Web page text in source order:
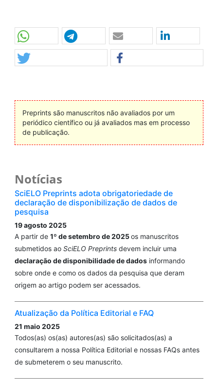
Preprints são manuscritos não avaliados por um
periódico científico ou já avaliados mas em processo
de publicação.
Notícias
SciELO Preprints adota obrigatoriedade de
declaração de disponibilização de dados de
pesquisa
19 agosto 2025
A partir de 1º de setembro de 2025os manuscritos
submetidos ao SciELO Preprints devem incluir uma
declaração de disponibilidade de dados informando
sobre onde e como os dados da pesquisa que deram
origem ao artigo podem ser acessados.
Atualização da Política Editorial e FAQ
21 maio 2025
Todos(as) os(as) autores(as) são solicitados(as) a
consultarem a nossa Política Editorial e nossas FAQs antes
de submeterem o seu manuscrito.